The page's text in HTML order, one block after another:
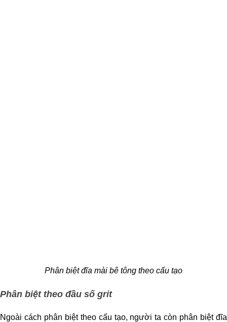
Phân biệt đĩa mài bê tông theo cấu tạo
Phân biệt theo đầu số grit
Ngoài cách phân biệt theo cấu tạo, người ta còn phân biệt đĩa